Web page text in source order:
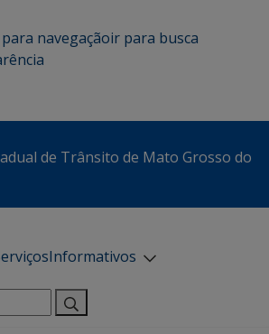
navegaçãoir para busca
de Trânsito de Mato Grosso do
Informativos